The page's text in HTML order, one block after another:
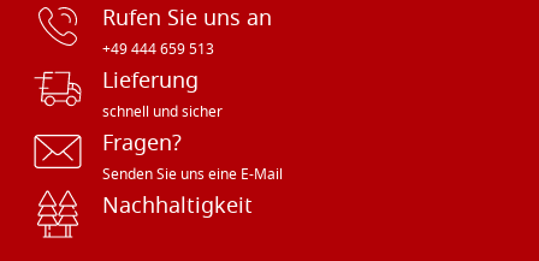
Rufen Sie uns an
+49 444 659 513
Lieferung
schnell und sicher
Fragen?
Senden Sie uns eine E-Mail
Nachhaltigkeit